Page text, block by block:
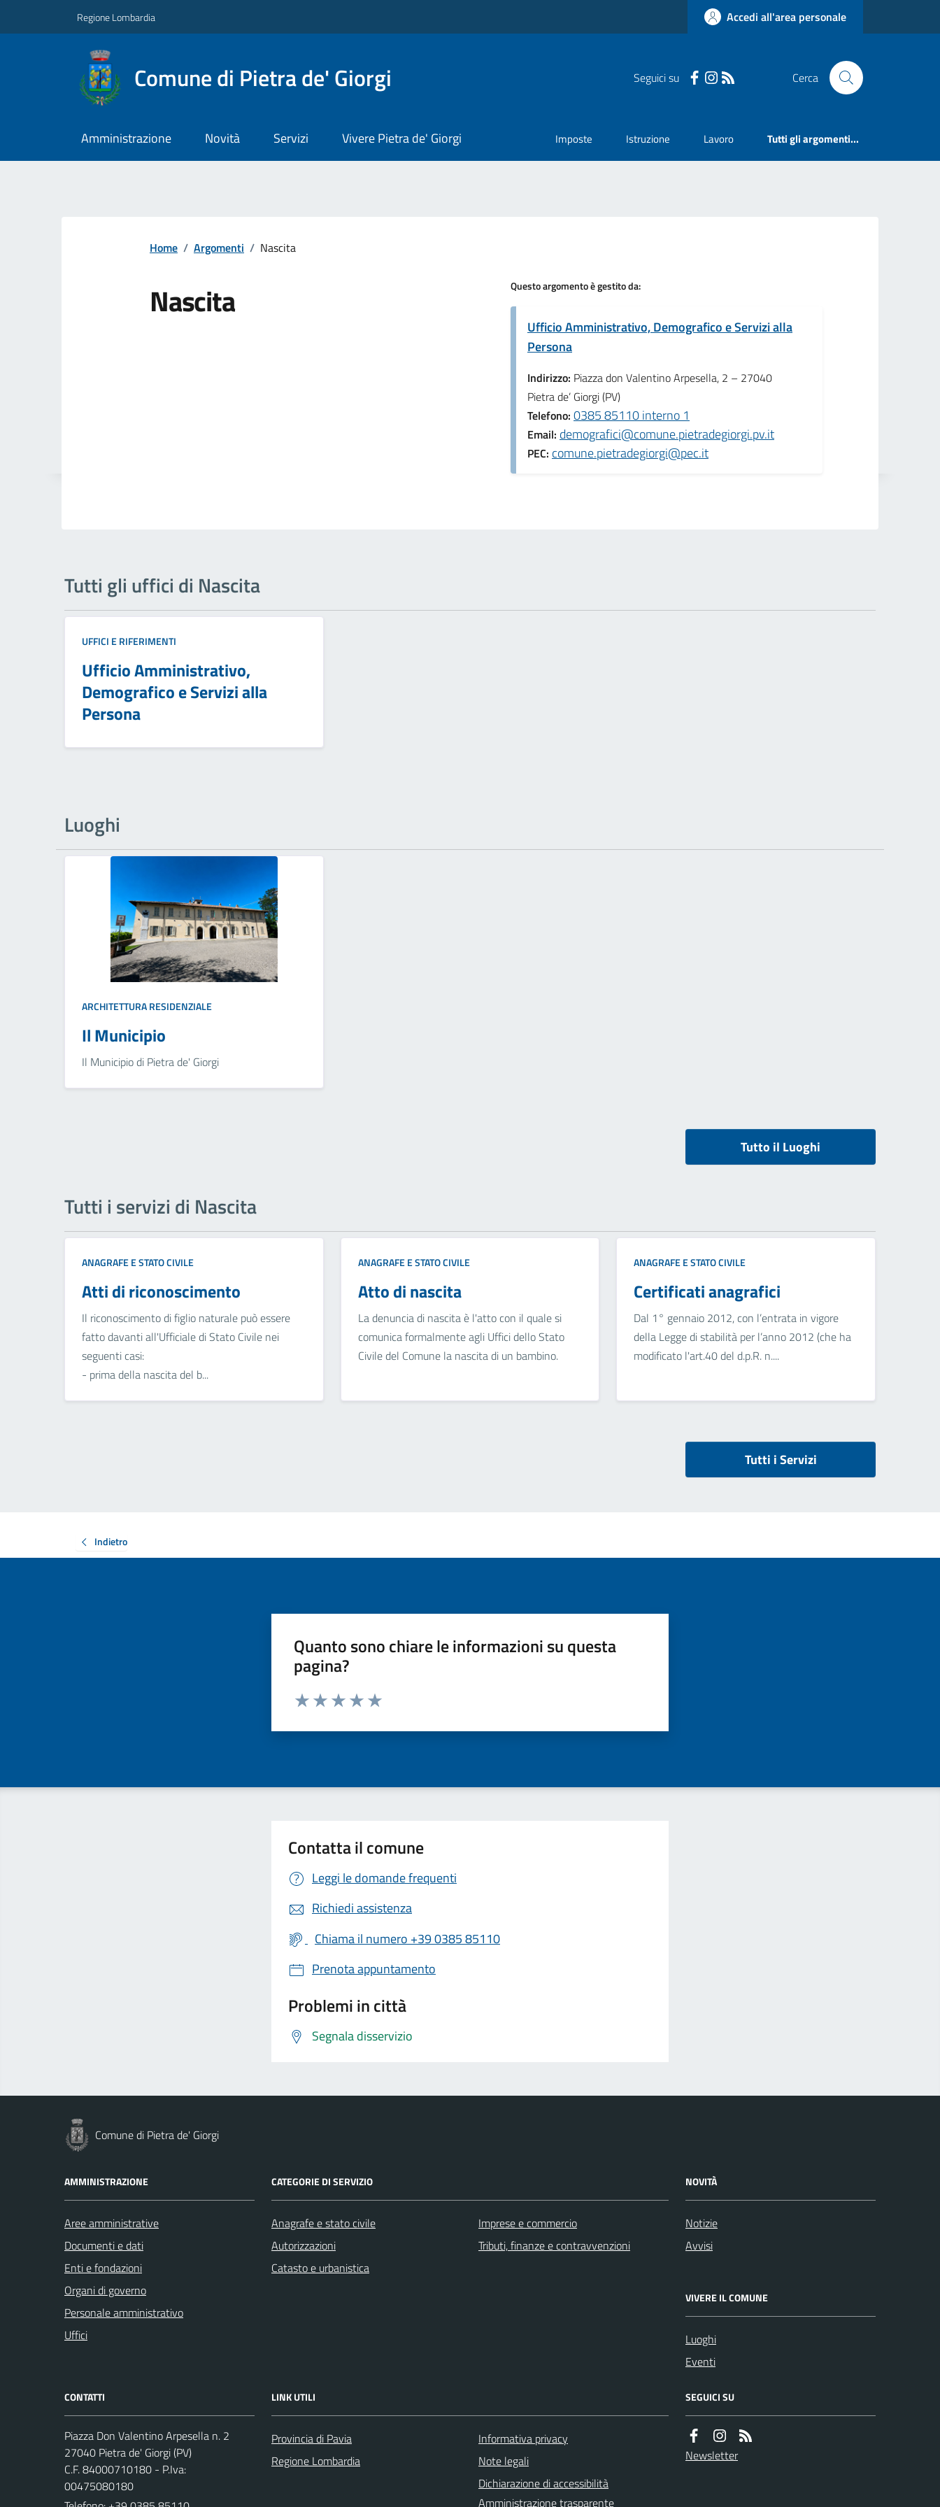
Regione Lombardia Accedi all'area personale
Comune di Pietra de' Giorgi Seguici su Cerca
Amministrazione Novità Servizi Vivere Pietra de' Giorgi Imposte Istruzione Lavoro Tutti gli argomenti...
Home / Argomenti / Nascita
Nascita Questo argomento è gestito da:
Ufficio Amministrativo, Demografico e Servizi alla
Persona
Indirizzo: Piazza don Valentino Arpesella, 2 – 27040
Pietra de’ Giorgi (PV)
Telefono: 0385 85110 interno 1
Email: demografici@comune.pietradegiorgi.pv.it
PEC: comune.pietradegiorgi@pec.it
Tutti gli uffici di Nascita
UFFICI E RIFERIMENTI
Ufficio Amministrativo,
Demografico e Servizi alla
Persona
Luoghi
ARCHITETTURA RESIDENZIALE
Il Municipio
Il Municipio di Pietra de' Giorgi
Tutto il Luoghi
Tutti i servizi di Nascita
ANAGRAFE E STATO CIVILE
Atti di riconoscimento
Il riconoscimento di figlio naturale può essere
fatto davanti all'Ufficiale di Stato Civile nei
seguenti casi:
- prima della nascita del b...
ANAGRAFE E STATO CIVILE
Atto di nascita
La denuncia di nascita è l'atto con il quale si
comunica formalmente agli Uffici dello Stato
Civile del Comune la nascita di un bambino.
ANAGRAFE E STATO CIVILE
Certificati anagrafici
Dal 1° gennaio 2012, con l’entrata in vigore
della Legge di stabilità per l’anno 2012 (che ha
modificato l'art.40 del d.p.R. n....
Tutti i Servizi
Indietro
Quanto sono chiare le informazioni su questa
pagina?
Valuta da 1 a 5 stelle la pagina
Contatta il comune
Leggi le domande frequenti
Richiedi assistenza
Chiama il numero +39 0385 85110
Prenota appuntamento
Problemi in città
Segnala disservizio
Comune di Pietra de' Giorgi
AMMINISTRAZIONE
Aree amministrative
Documenti e dati
Enti e fondazioni
Organi di governo
Personale amministrativo
Uffici
CATEGORIE DI SERVIZIO
Anagrafe e stato civile
Autorizzazioni
Catasto e urbanistica
Imprese e commercio
Tributi, finanze e contravvenzioni
NOVITÀ
Notizie
Avvisi
VIVERE IL COMUNE
Luoghi
Eventi
CONTATTI
Piazza Don Valentino Arpesella n. 2
27040 Pietra de' Giorgi (PV)
C.F. 84000710180 - P.Iva:
00475080180
LINK UTILI
Provincia di Pavia
Regione Lombardia
Informativa privacy
Note legali
Dichiarazione di accessibilità
Amministrazione trasparente
SEGUICI SU
Newsletter